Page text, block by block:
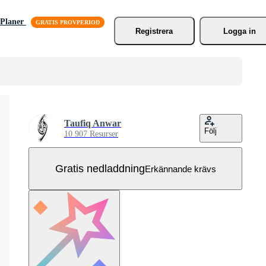
Planer
Registrera
Logga in
Taufiq Anwar
10 907 Resurser Följ
Gratis nedladdningErkännande krävs